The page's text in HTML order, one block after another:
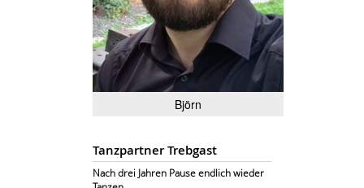
Björn
Tanzpartner Trebgast
Nach drei Jahren Pause endlich wieder